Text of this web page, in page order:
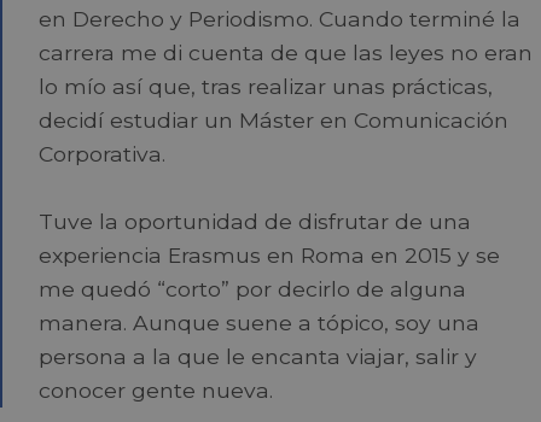
en Derecho y Periodismo. Cuando terminé la
carrera me di cuenta de que las leyes no eran
lo mío así que, tras realizar unas prácticas,
decidí estudiar un Máster en Comunicación
Corporativa.
Tuve la oportunidad de disfrutar de una
experiencia Erasmus en Roma en 2015 y se
me quedó “corto” por decirlo de alguna
manera. Aunque suene a tópico, soy una
persona a la que le encanta viajar, salir y
conocer gente nueva.